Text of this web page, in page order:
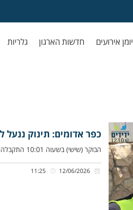
יומן אירועים חדשות הארגון גלריות
כפר אדומים: תינוק ננעל
הבוקר (שישי) בשעוה 10:01 התקבלה קריאה במוקד ידידים, אודות תינוק כבן שנה שננעל ברכב בשגגה לעיני אימו, בתחנת הדלק בכפר